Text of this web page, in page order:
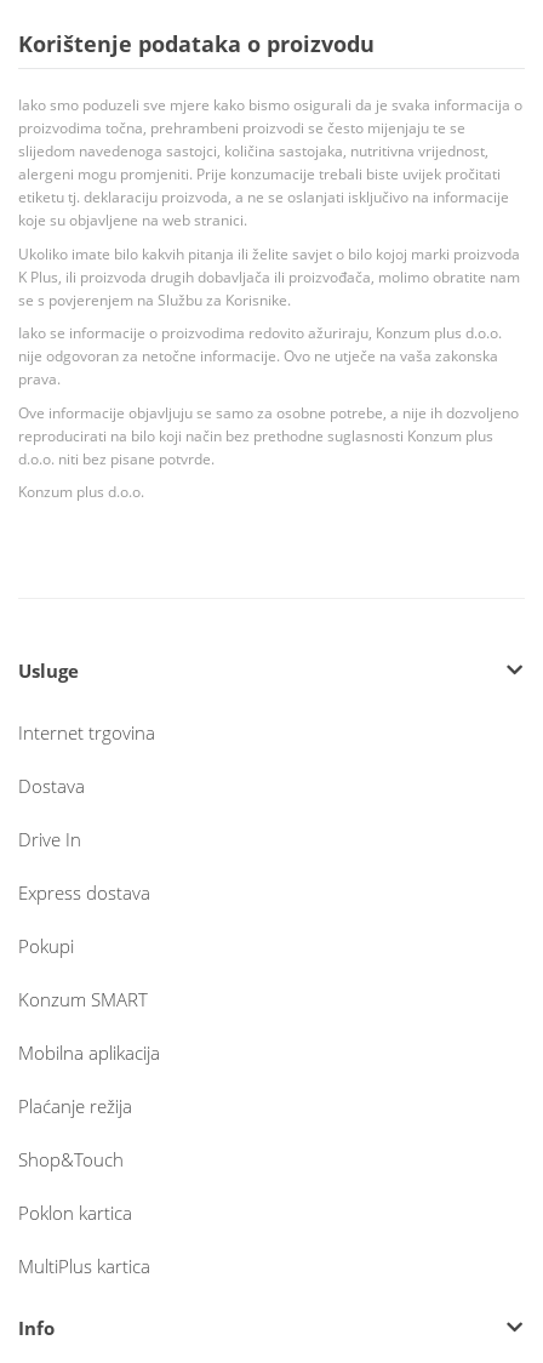
Korištenje podataka o proizvodu
Iako smo poduzeli sve mjere kako bismo osigurali da je svaka informacija o
proizvodima točna, prehrambeni proizvodi se često mijenjaju te se
slijedom navedenoga sastojci, količina sastojaka, nutritivna vrijednost,
alergeni mogu promjeniti. Prije konzumacije trebali biste uvijek pročitati
etiketu tj. deklaraciju proizvoda, a ne se oslanjati isključivo na informacije
koje su objavljene na web stranici.
Ukoliko imate bilo kakvih pitanja ili želite savjet o bilo kojoj marki proizvoda
K Plus, ili proizvoda drugih dobavljača ili proizvođača, molimo obratite nam
se s povjerenjem na Službu za Korisnike.
Iako se informacije o proizvodima redovito ažuriraju, Konzum plus d.o.o.
nije odgovoran za netočne informacije. Ovo ne utječe na vaša zakonska
prava.
Ove informacije objavljuju se samo za osobne potrebe, a nije ih dozvoljeno
reproducirati na bilo koji način bez prethodne suglasnosti Konzum plus
d.o.o. niti bez pisane potvrde.
Konzum plus d.o.o.
Usluge
Internet trgovina
Dostava
Drive In
Express dostava
Pokupi
Konzum SMART
Mobilna aplikacija
Plaćanje režija
Shop&Touch
Poklon kartica
MultiPlus kartica
Info